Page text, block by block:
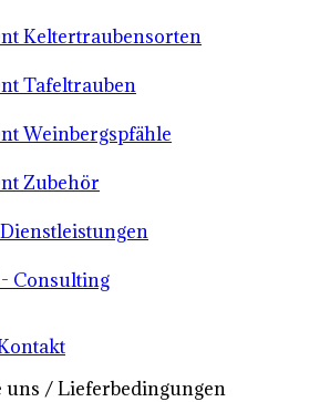
Keltertraubensorten
Tafeltrauben
Weinbergspfähle
Zubehör
Consulting
uns / Lieferbedingungen